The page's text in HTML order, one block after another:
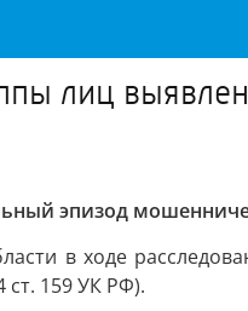
лиц
эпизод
в ходе
159 УК РФ).